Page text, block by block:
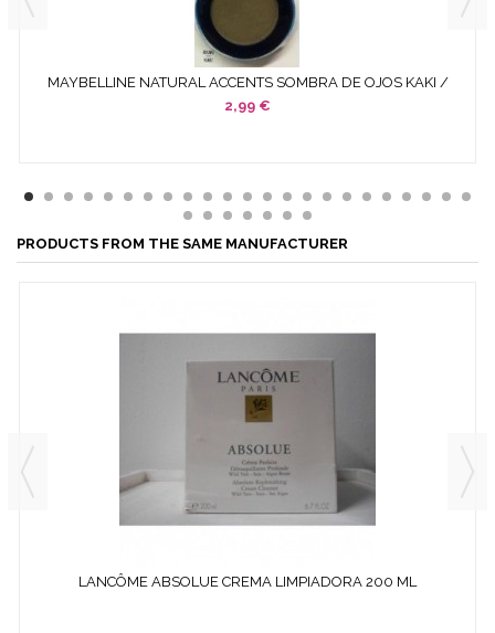
MAYBELLINE NATURAL ACCENTS SOMBRA DE OJOS KAKI /
KHAKI
2,99 €
PRODUCTS FROM THE SAME MANUFACTURER
LANCÔME ABSOLUE CREMA LIMPIADORA 200 ML